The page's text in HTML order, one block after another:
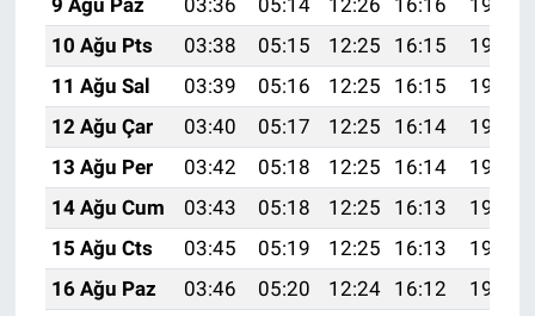
9 Ağu Paz
03:36 05:14 12:26 16:16
19:27
10 Ağu Pts
03:38 05:15 12:25 16:15
19:26
11 Ağu Sal
03:39 05:16 12:25 16:15
19:25
12 Ağu Çar
03:40 05:17 12:25 16:14
19:24
13 Ağu Per
03:42 05:18 12:25 16:14
19:22
14 Ağu Cum
03:43 05:18 12:25 16:13
19:21
15 Ağu Cts
03:45 05:19 12:25 16:13
19:20
16 Ağu Paz
03:46 05:20 12:24 16:12
19:18